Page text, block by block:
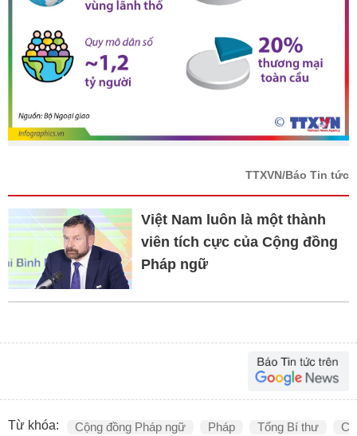
TTXVN/Báo Tin tức
Việt Nam luôn là một thành
viên tích cực của Cộng đồng
Pháp ngữ
Từ khóa: Cộng đồng Pháp ngữ Pháp Tổng Bí thư